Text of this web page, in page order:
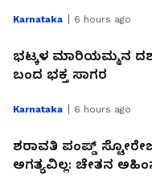
Karnataka 6 hours ago
ಭಟ್ಕಳ ಮಾರಿಯಮ್ಮನ
ಬಂದ ಭಕ್ತ ಸಾಗರ
Karnataka 6 hours ago
ಶರಾವತಿ ಪಂಪ್ಡ್
ಅಗತ್ಯವಿಲ್ಲ: ಚೇತನ